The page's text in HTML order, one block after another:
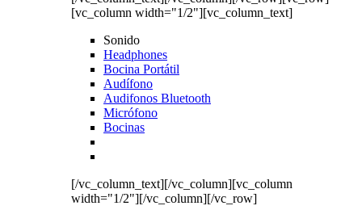
[vc_column width="1/2"][vc_column_text]
Sonido
Headphones
Bocina Portátil
Audífono
Audifonos Bluetooth
Micrófono
Bocinas
[/vc_column_text][/vc_column][vc_column
width="1/2"][/vc_column][/vc_row]